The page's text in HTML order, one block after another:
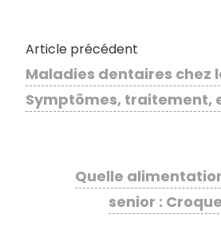
Article précédent
Maladies dentaires chez
Symptômes, traitement,
Quelle
senior :